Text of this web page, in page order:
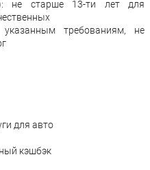
не старше 13-ти лет для
требованиям, не
для авто
кэшбэк